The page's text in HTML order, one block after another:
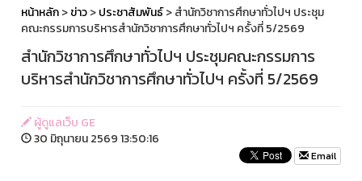
หน้าหลัก>ข่าว>ประชาสัมพันธ์> สำนักวิชาการศึกษาทั่วไปฯ ประชุม
คณะกรรมการบริหารสำนักวิชาการศึกษาทั่วไปฯ ครั้งที่ 5/2569
สำนักวิชาการศึกษาทั่วไปฯ ประชุมคณะกรรมการ
บริหารสำนักวิชาการศึกษาทั่วไปฯ ครั้งที่ 5/2569
ผู้ดูแลเว็บ GE
30 มิถุนายน 2569 13:50:16
Email